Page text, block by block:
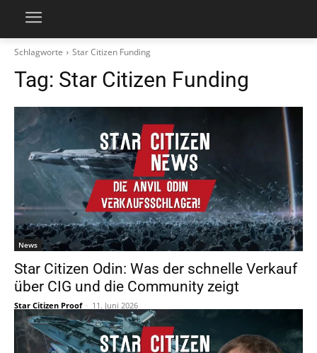
Schlagworte Star Citizen Funding
Tag: Star Citizen Funding
News
Star Citizen Odin: Was der schnelle Verkauf
über CIG und die Community zeigt
Star Citizen Proof - 11. Juni 2026